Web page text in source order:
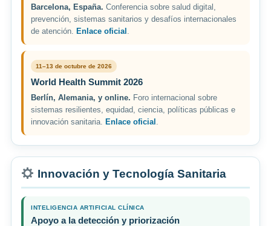
Barcelona, España. Conferencia sobre salud digital,
prevención, sistemas sanitarios y desafíos internacionales
de atención. Enlace oficial .
11–13 de octubre de 2026
World Health Summit 2026
Berlín, Alemania, y online. Foro internacional sobre
sistemas resilientes, equidad, ciencia, políticas públicas e
innovación sanitaria. Enlace oficial .
Innovación y Tecnología Sanitaria
INTELIGENCIA ARTIFICIAL CLÍNICA
Apoyo a la detección y priorización